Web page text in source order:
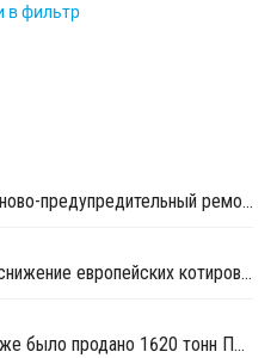
в фильтр
Томскнефтехим вышел на планово-предупредительный ремонт
Мировой рынок полиэтилена: снижение европейских котировок и перестройка ценового диапазона в Китае
В июне на Петербургской Бирже было продано 1620 тонн ПВД и 1106 тонн ПП